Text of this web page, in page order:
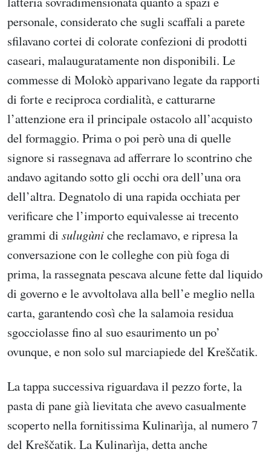
personale, considerato che sugli scaffali a parete
sfilavano cortei di colorate confezioni di prodotti
caseari, malauguratamente non disponibili. Le
commesse di Molokò apparivano legate da rapporti
di forte e reciproca cordialità, e catturarne
l’attenzione era il principale ostacolo all’acquisto
del formaggio. Prima o poi però una di quelle
signore si rassegnava ad afferrare lo scontrino che
andavo agitando sotto gli occhi ora dell’una ora
dell’altra. Degnatolo di una rapida occhiata per
verificare che l’importo equivalesse ai trecento
grammi di sulugùniche reclamavo, e ripresa la
conversazione con le colleghe con più foga di
prima, la rassegnata pescava alcune fette dal liquido
di governo e le avvoltolava alla bell’e meglio nella
carta, garantendo così che la salamoia residua
sgocciolasse fino al suo esaurimento un po’
ovunque, e non solo sul marciapiede del Kreščatik.
La tappa successiva riguardava il pezzo forte, la
pasta di pane già lievitata che avevo casualmente
scoperto nella fornitissima Kulinarìja, al numero 7
del Kreščatik. La Kulinarìja, detta anche